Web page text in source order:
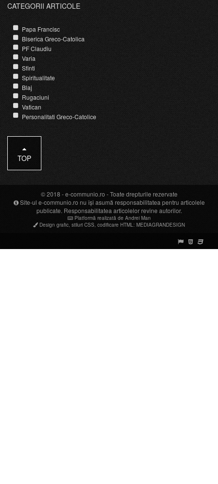
CATEGORII ARTICOLE
Papa Francisc
Biserica Greco-Catolica
PF Claudiu
Varia
Sfinti
Spiritualitate
Blaj
Rugaciuni
Vatican
Personalitati Greco-Catolice
TOP
© 2018 -e-communio.ro - Toate drepturile rezervate
Site-ul e-communio.ro nu își asumă responsabilitatea pentru articolele
publicate. Responsabilitatea articolelor revine autorilor.
Platformă realizată de Andrei Man
Design grafic stiluri CSS codificare HTML : MEDIAGRANDESIGN